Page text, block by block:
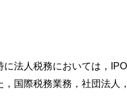
法人税務においては，
国際税務業務，社団法人